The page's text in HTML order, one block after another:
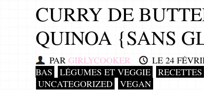
CURRY DE
QUINOA {SANS
PAR GIRLYCOOKER LE 24
BAS
LÉGUMES ET VEGGIE RECETTES
UNCATEGORIZED
VEGAN